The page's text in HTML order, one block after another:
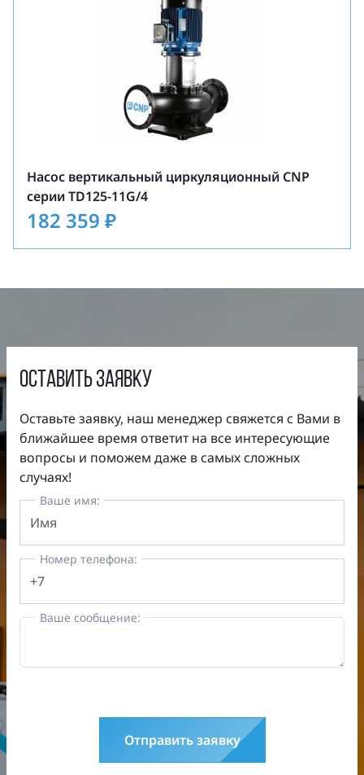
Насос вертикальный циркуляционный CNP
серии TD125-11G/4
182 359 ₽
оставить заявку
Оставьте заявку, наш менеджер свяжется с Вами в
ближайшее время ответит на все интересующие
вопросы и поможем даже в самых сложных
случаях!
Ваше имя:
Номер телефона:
Ваше сообщение:
Отправить заявку